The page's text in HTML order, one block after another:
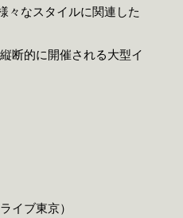
なスタイルに関連した
断的に開催される大型イ
イブ東京）